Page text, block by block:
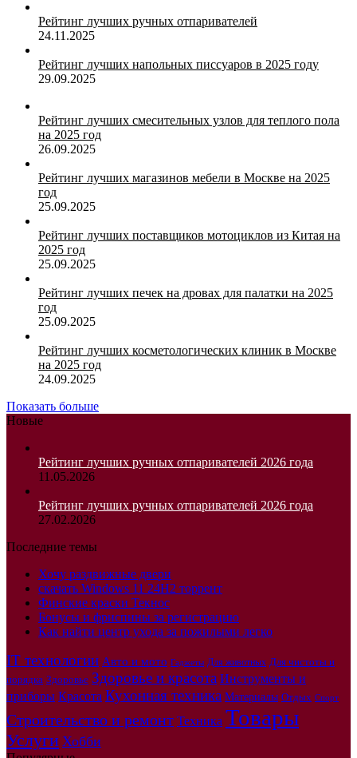
Рейтинг лучших ручных отпаривателей
24.11.2025
Рейтинг лучших напольных писсуаров в 2025 году
29.09.2025
Рейтинг лучших смесительных узлов для теплого пола
на 2025 год
26.09.2025
Рейтинг лучших магазинов мебели в Москве на 2025
год
25.09.2025
Рейтинг лучших поставщиков мотоциклов из Китая на
2025 год
25.09.2025
Рейтинг лучших печек на дровах для палатки на 2025
год
25.09.2025
Рейтинг лучших косметологических клиник в Москве
на 2025 год
24.09.2025
Показать больше
Новые
Рейтинг лучших ручных отпаривателей 2026 года
11.05.2026
Рейтинг лучших ручных отпаривателей 2026 года
27.02.2026
Последние темы
Хочу раздвижные двери
скачать Windows 11 24H2 торрент
Финские краски Текнос
Бонусы и фриспины за регистрацию
Как найти центр ухода за пожилыми легко
IT технологии Авто и мото Гаджеты Для животных Для чистоты и
порядка Здоровье Здоровье и красота Инструменты и
приборы Красота Кухонная техника Материалы Отдых Спорт
Строительство и ремонт Техника Товары
Услуги Хобби